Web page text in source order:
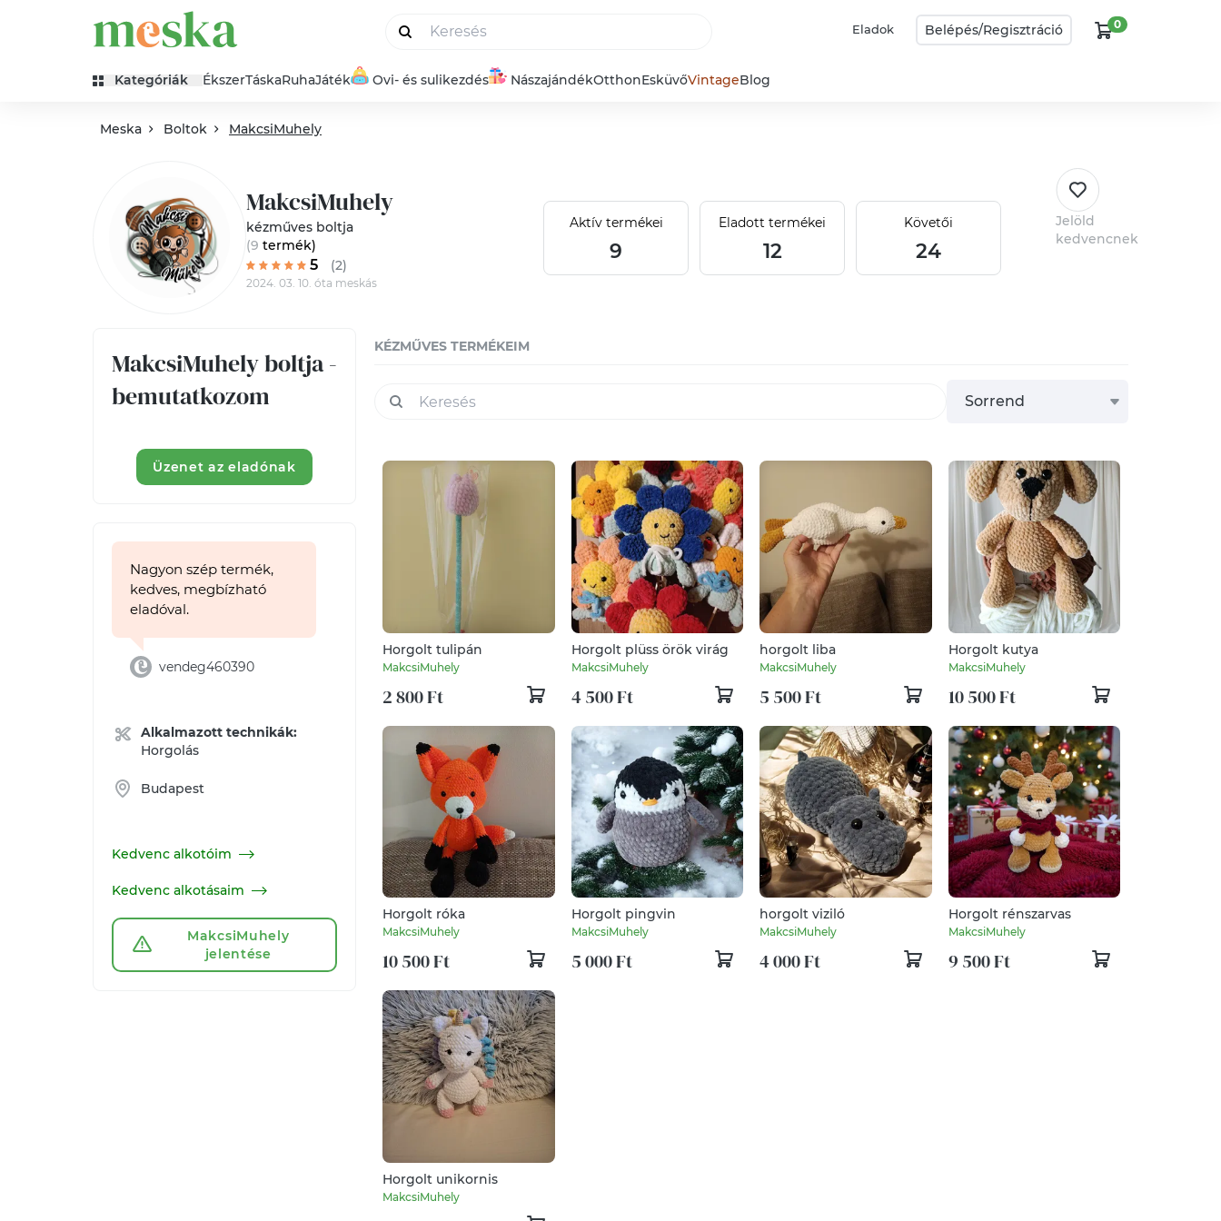
Eladok Belépés/Regisztráció 0
Kategóriák ÉkszerTáskaRuhaJáték Ovi- és sulikezdés NászajándékOtthonEsküvőVintageBlog
Meska Boltok MakcsiMuhely
MakcsiMuhely
kézműves boltja
(9 termék)
5 (2)
2024. 03. 10. óta meskás
Aktív termékei
9
Eladott termékei
12
Követői
24
Jelöld
kedvencnek
MakcsiMuhely boltja -
bemutatkozom
Üzenet az eladónak
Nagyon szép termék,
kedves, megbízható
eladóval.
vendeg460390
Alkalmazott technikák:
Horgolás
Budapest
Kedvenc alkotóim
Kedvenc alkotásaim
MakcsiMuhely
jelentése
KÉZMŰVES TERMÉKEIM
Sorrend
Horgolt tulipán
MakcsiMuhely
2 800 Ft
Horgolt plüss örök virág
MakcsiMuhely
4 500 Ft
horgolt liba
MakcsiMuhely
5 500 Ft
Horgolt kutya
MakcsiMuhely
10 500 Ft
Horgolt róka
MakcsiMuhely
10 500 Ft
Horgolt pingvin
MakcsiMuhely
5 000 Ft
horgolt viziló
MakcsiMuhely
4 000 Ft
Horgolt rénszarvas
MakcsiMuhely
9 500 Ft
Horgolt unikornis
MakcsiMuhely